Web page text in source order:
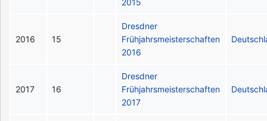
2015
2016 15
Dresdner
Frühjahrsmeisterschaften
2016
2017 16
Dresdner
Frühjahrsmeisterschaften
2017